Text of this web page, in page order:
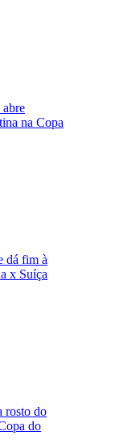
na Copa
dá fim à
x Suíça
rosto do
do